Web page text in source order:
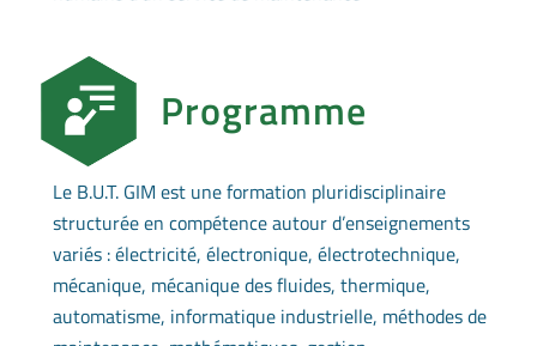
Programme
Le B.U.T. GIM est une formation pluridisciplinaire
structurée en compétence autour d’enseignements
variés : électricité, électronique, électrotechnique,
mécanique, mécanique des fluides, thermique,
automatisme, informatique industrielle, méthodes de